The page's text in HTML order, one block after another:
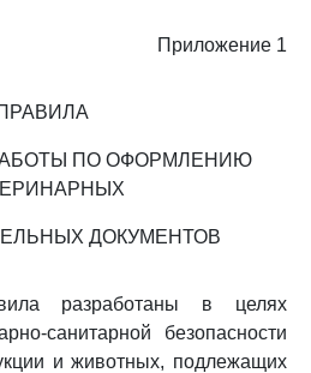
Приложение 1
ПО ОФОРМЛЕНИЮ
ДОКУМЕНТОВ
разработаны в целях
санитарной безопасности
и животных, подлежащих